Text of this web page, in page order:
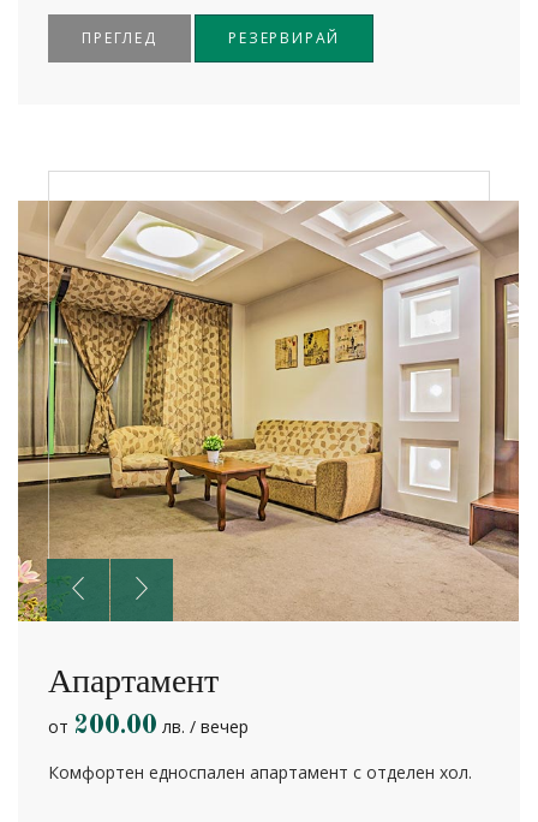
ПРЕГЛЕД РЕЗЕРВИРАЙ
от 200.00 лв. / вечер
Апартамент
Комфортен едноспален апартамент с отделен хол.